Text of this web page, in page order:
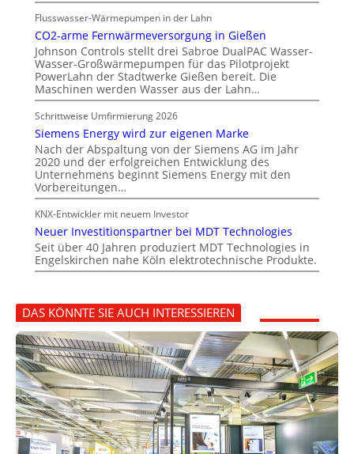
Flusswasser-Wärmepumpen in der Lahn
CO2-arme Fernwärmeversorgung in Gießen
Johnson Controls stellt drei Sabroe DualPAC Wasser-
Wasser-Großwärmepumpen für das Pilotprojekt
PowerLahn der Stadtwerke Gießen bereit. Die
Maschinen werden Wasser aus der Lahn…
Schrittweise Umfirmierung 2026
Siemens Energy wird zur eigenen Marke
Nach der Abspaltung von der Siemens AG im Jahr
2020 und der erfolgreichen Entwicklung des
Unternehmens beginnt Siemens Energy mit den
Vorbereitungen…
KNX-Entwickler mit neuem Investor
Neuer Investitionspartner bei MDT Technologies
Seit über 40 Jahren produziert MDT Technologies in
Engelskirchen nahe Köln elektrotechnische Produkte.
DAS KÖNNTE SIE AUCH INTERESSIEREN